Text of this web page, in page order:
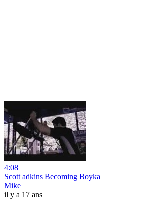
4:08
Scott adkins Becoming Boyka
Mike
il y a 17 ans